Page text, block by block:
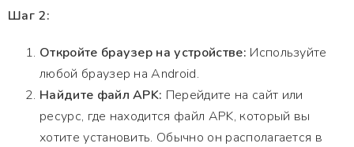
Шаг 2:
Откройте браузер на устройстве: Используйте
любой браузер на Android.
Найдите файл APK: Перейдите на сайт или
ресурс, где находится файл APK, который вы
хотите установить. Обычно он располагается в